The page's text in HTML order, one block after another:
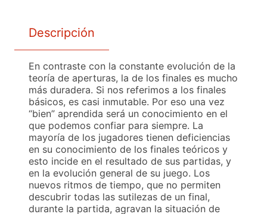
Descripción
En contraste con la constante evolución de la
teoría de aperturas, la de los finales es mucho
más duradera. Si nos referimos a los finales
básicos, es casi inmutable. Por eso una vez
“bien” aprendida será un conocimiento en el
que podemos confiar para siempre. La
mayoría de los jugadores tienen deficiencias
en su conocimiento de los finales teóricos y
esto incide en el resultado de sus partidas, y
en la evolución general de su juego. Los
nuevos ritmos de tiempo, que no permiten
descubrir todas las sutilezas de un final,
durante la partida, agravan la situación de